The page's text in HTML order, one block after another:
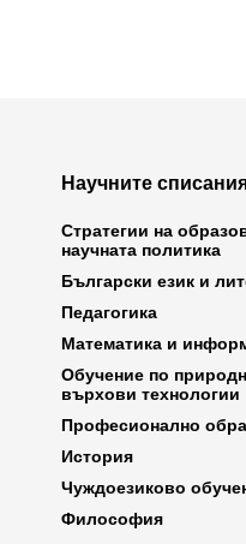
Научните
Стратегии на
научната политика
Български език и
Педагогика
Математика и
Обучение по
върхови технологии
Професионално
История
Чуждоезиково
Философия